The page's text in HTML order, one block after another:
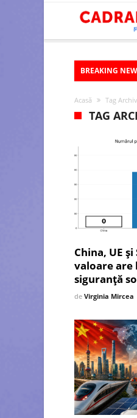
BREAKING
Acasă Tag
TAG
China, UE și
valoare
siguranță
de Virginia Mircea